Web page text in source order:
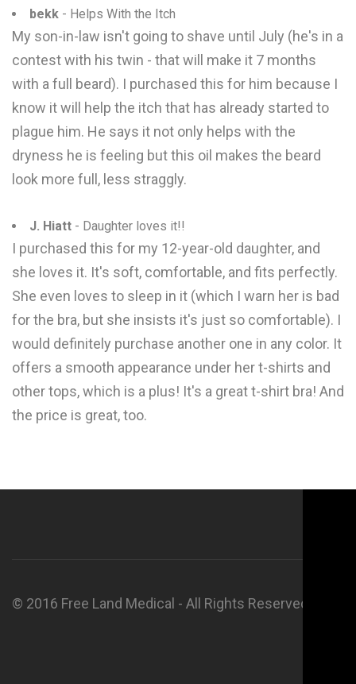
bekk - Helps With the Itch
My son-in-law isn't going to shave until July (he's in a
contest with his twin - that will make it 7 months
with a full beard). I purchased this for him because I
know it will help the itch that has already started to
plague him. He says it not only helps with the
dryness he is feeling but this oil makes the beard
look more full, less straggly.
J. Hiatt - Daughter loves it!!
I purchased this for my 12-year-old daughter, and
she loves it. It's soft, comfortable, and fits perfectly.
She even loves to sleep in it (which I warn her is bad
for the bra, but she insists it's just so comfortable). I
would definitely purchase another one in any color. It
offers a smooth appearance under her t-shirts and
other tops, which is a plus! It's a great t-shirt bra! And
the price is great, too.
© 2016 Free Land Medical - All Rights Reserved.